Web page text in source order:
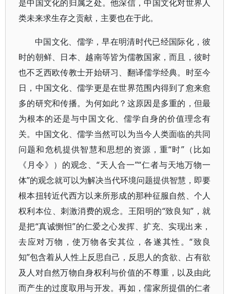
是中国文化的归属之处。他深信，中国文化对世界人
类未来求生存之贡献，主要也在于此。
中国文化、儒学，早在明清时代已经国际化，彼
时的朝鲜、日本、越南等皆为儒教国家，而且，彼时
也不乏西欧传教士开始研习、翻译儒学经典。时至今
日，中国文化、儒学更是在世界范围内得到了愈来愈
多的研究和传播。为何如此？这原因是多重的，但最
为根本的还是与中国文化、儒学自身的价值理念有
关。中国文化、儒学当然可以为当今人类面临的共同
问题和危机提供智慧和思想的资源，重“时”（比如
《月令》）的观念、“天人合一”“仁者与天地万物一
体”的观念就可以为解决当代环境问题提供智慧，即要
根本扭转近代西方以来所形成的那种征服自然、个人
权利本位、刺激消费的观念。王阳明的“致良知”，就
是把“真诚恻怛”的仁爱之心发挥、扩充、实现出来，
去应对万物，使万物各安其位，各遂其性。“致良
知”包含着从人性上反思自己，反思人的贪欲、占有欲
及人对自然万物自身权利与价值的不尊重，以及由此
而产生的过度取用与开发。再如，儒家所提倡的仁者